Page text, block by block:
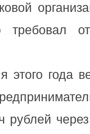
требовал
этого года
рублей